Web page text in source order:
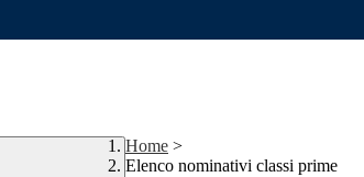
Home >
Elenco nominativi classi prime